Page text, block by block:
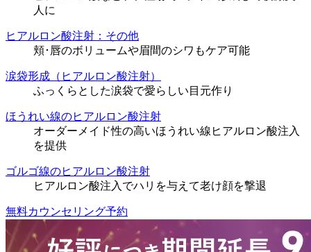
人に
ヒアルロン酸注射：その他
頬･唇のボリュームや眉間のシワもケア可能
涙袋形成（ヒアルロン酸注射）
ふっくらとした涙袋で愛らしい目元作り
ほうれい線のヒアルロン酸注射
オーダーメイド性の高いほうれい線ヒアルロン酸注入
を提供
ゴルゴ線のヒアルロン酸注射
ヒアルロン酸注入でハリを与えて老け顔を撃退
無料カウンセリング予約